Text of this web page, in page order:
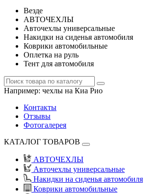
Везде
АВТОЧЕХЛЫ
Авточехлы универсальные
Накидки на сиденья автомобиля
Коврики автомобильные
Оплетка на руль
Тент для автомобиля
Например: чехлы на Киа Рио
Контакты
Отзывы
Фотогалерея
КАТАЛОГ ТОВАРОВ
АВТОЧЕХЛЫ
Авточехлы универсальные
Накидки на сиденья автомобиля
Коврики автомобильные